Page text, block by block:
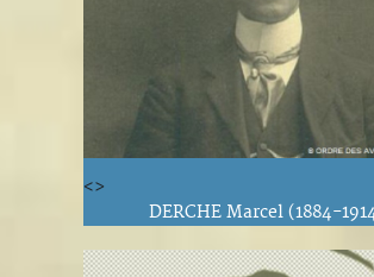
<>
DERCHE Marcel (1884-